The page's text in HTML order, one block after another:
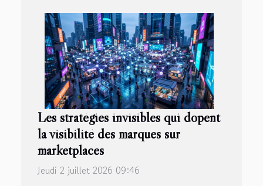
Les stratégies invisibles qui dopent
la visibilité des marques sur
marketplaces
Jeudi 2 juillet 2026 09:46